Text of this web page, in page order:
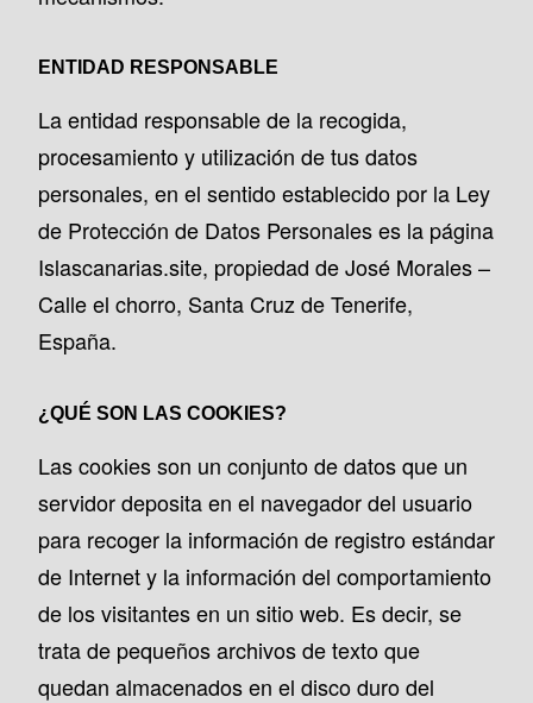
ENTIDAD RESPONSABLE
La entidad responsable de la recogida,
procesamiento y utilización de tus datos
personales, en el sentido establecido por la Ley
de Protección de Datos Personales es la página
Islascanarias.site, propiedad de José Morales –
Calle el chorro, Santa Cruz de Tenerife,
España.
¿QUÉ SON LAS COOKIES?
Las cookies son un conjunto de datos que un
servidor deposita en el navegador del usuario
para recoger la información de registro estándar
de Internet y la información del comportamiento
de los visitantes en un sitio web. Es decir, se
trata de pequeños archivos de texto que
quedan almacenados en el disco duro del